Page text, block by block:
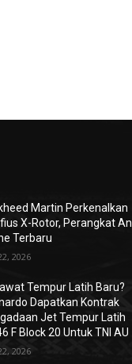
Martin Perkenalkan
X-Rotor, Perangkat
Terbaru
2026
Tempur Latih Baru?
Dapatkan Kontrak
Jet Tempur Latih
F Block 20 Untuk TNI AU
2026